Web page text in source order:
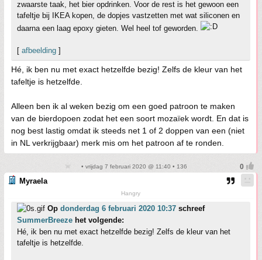
zwaarste taak, het bier opdrinken. Voor de rest is het gewoon een
tafeltje bij IKEA kopen, de dopjes vastzetten met wat siliconen en
daarna een laag epoxy gieten. Wel heel tof geworden.
[ afbeelding ]
Hé, ik ben nu met exact hetzelfde bezig! Zelfs de kleur van het
tafeltje is hetzelfde.
Alleen ben ik al weken bezig om een goed patroon te maken
van de bierdopoen zodat het een soort mozaïek wordt. En dat is
nog best lastig omdat ik steeds net 1 of 2 doppen van een (niet
in NL verkrijgbaar) merk mis om het patroon af te ronden.
• vrijdag 7 februari 2020 @ 11:40 • 136
Myraela
Hangry
Op donderdag 6 februari 2020 10:37 schreef
SummerBreeze het volgende:
Hé, ik ben nu met exact hetzelfde bezig! Zelfs de kleur van het
tafeltje is hetzelfde.